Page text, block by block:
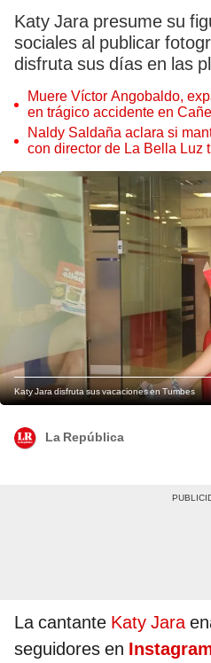
Katy Jara presume su
sociales al publicar
disfruta sus días en las
Muere Víctor Angobaldo,
en trágico accidente en
Naldy Saldaña aclara si
con director de La Bella Luz
Katy Jara disfruta sus vacaciones en Tumbes
La República
La cantante Katy Jara
seguidores en